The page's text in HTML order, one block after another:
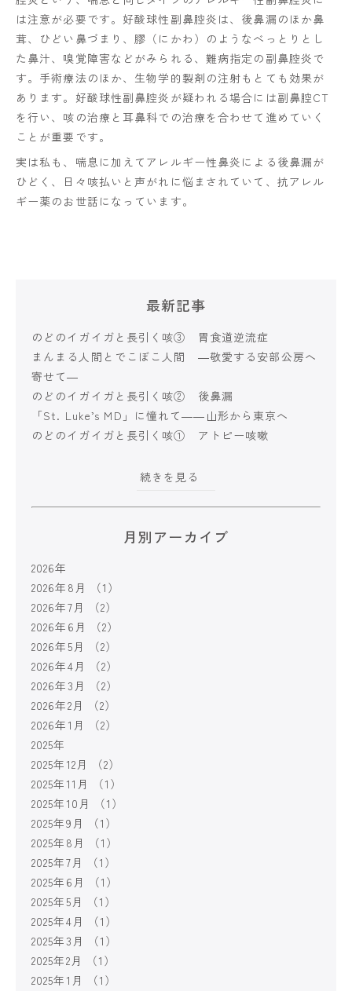
は注意が必要です。好酸球性副鼻腔炎は、後鼻漏のほか鼻
茸、ひどい鼻づまり、膠（にかわ）のようなべっとりとし
た鼻汁、嗅覚障害などがみられる、難病指定の副鼻腔炎で
す。手術療法のほか、生物学的製剤の注射もとても効果が
あります。好酸球性副鼻腔炎が疑われる場合には副鼻腔CT
を行い、咳の治療と耳鼻科での治療を合わせて進めていく
ことが重要です。
実は私も、喘息に加えてアレルギー性鼻炎による後鼻漏が
ひどく、日々咳払いと声がれに悩まされていて、抗アレル
ギー薬のお世話になっています。
最新記事
のどのイガイガと長引く咳③ 胃食道逆流症
まんまる人間とでこぼこ人間 ―敬愛する安部公房へ
寄せて―
のどのイガイガと長引く咳② 後鼻漏
「St. Luke’s MD」に憧れて――山形から東京へ
のどのイガイガと長引く咳① アトピー咳嗽
続きを見る
月別アーカイブ
2026年
2026年8月
（1）
2026年7月
（2）
2026年6月
（2）
2026年5月
（2）
2026年4月
（2）
2026年3月
（2）
2026年2月
（2）
2026年1月
（2）
2025年
2025年12月
（2）
2025年11月
（1）
2025年10月
（1）
2025年9月
（1）
2025年8月
（1）
2025年7月
（1）
2025年6月
（1）
2025年5月
（1）
2025年4月
（1）
2025年3月
（1）
2025年2月
（1）
2025年1月
（1）